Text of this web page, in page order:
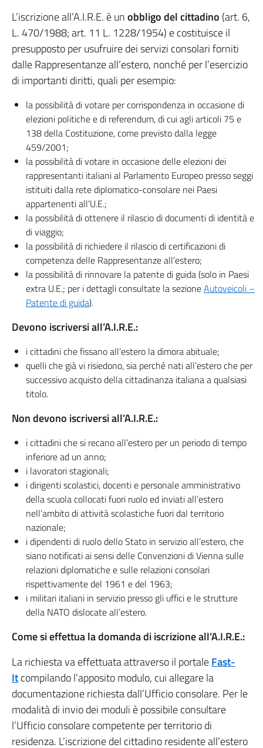
L’iscrizione all’A.I.R.E. è unobbligo del cittadino (art. 6,
L. 470/1988; art. 11 L. 1228/1954) e costituisce il
presupposto per usufruire dei servizi consolari forniti
dalle Rappresentanze all’estero, nonché per l’esercizio
di importanti diritti, quali per esempio:
la possibilità di votare per corrispondenza in occasione di
elezioni politiche e di referendum, di cui agli articoli 75 e
138 della Costituzione, come previsto dalla legge
459/2001;
la possibilità di votare in occasione delle elezioni dei
rappresentanti italiani al Parlamento Europeo presso seggi
istituiti dalla rete diplomatico-consolare nei Paesi
appartenenti all’U.E.;
la possibilità di ottenere il rilascio di documenti di identità e
di viaggio;
la possibilità di richiedere il rilascio di certificazioni di
competenza delle Rappresentanze all’estero;
la possibilità di rinnovare la patente di guida (solo in Paesi
extra U.E.; per i dettagli consultate la sezioneAutoveicoli –
Patente di guida).
Devono iscriversi all’A.I.R.E.:
i cittadini che fissano all’estero la dimora abituale;
quelli che già vi risiedono, sia perché nati all’estero che per
successivo acquisto della cittadinanza italiana a qualsiasi
titolo.
Non devono iscriversi all’A.I.R.E.:
i cittadini che si recano all’estero per un periodo di tempo
inferiore ad un anno;
i lavoratori stagionali;
i dirigenti scolastici, docenti e personale amministrativo
della scuola collocati fuori ruolo ed inviati all’estero
nell’ambito di attività scolastiche fuori dal territorio
nazionale;
i dipendenti di ruolo dello Stato in servizio all’estero, che
siano notificati ai sensi delle Convenzioni di Vienna sulle
relazioni diplomatiche e sulle relazioni consolari
rispettivamente del 1961 e del 1963;
i militari italiani in servizio presso gli uffici e le strutture
della NATO dislocate all’estero.
Come si effettua la domanda di iscrizione all’A.I.R.E.:
La richiesta va effettuata attraverso il portaleFast-
Itcompilando l’apposito modulo, cui allegare la
documentazione richiesta dall’Ufficio consolare. Per le
modalità di invio dei moduli è possibile consultare
l’Ufficio consolare competente per territorio di
residenza. L’iscrizione del cittadino residente all’estero